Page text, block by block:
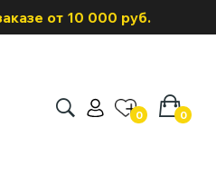
от 10 000 руб.
0 0